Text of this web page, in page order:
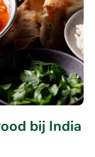
bij India